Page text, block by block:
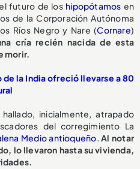
futuro de los hipopótamos en
de la Corporación Autónoma
Ríos Negro y Nare (Cornare)
cría recién nacida de esta
morir.
la India ofreció llevarse a 80
inicialmente, atrapado
del corregimiento La
Medio antioqueño.Al notar
lo llevaron hasta su vivienda,